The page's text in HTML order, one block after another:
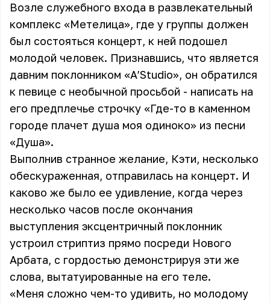
Возле служебного входа в развлекательный
комплекс «Метелица», где у группы должен
был состояться концерт, к ней подошел
молодой человек. Признавшись, что является
давним поклонником «A’Studio», он обратился
к певице с необычной просьбой - написать на
его предплечье строчку «Где-то в каменном
городе плачет душа моя одиноко» из песни
«Душа».
Выполнив странное желание, Кэти, несколько
обескураженная, отправилась на концерт. И
каково же было ее удивление, когда через
несколько часов после окончания
выступления эксцентричный поклонник
устроил стриптиз прямо посреди Нового
Арбата, с гордостью демонстрируя эти же
слова, вытатуированные на его теле.
«Меня сложно чем-то удивить, но молодому